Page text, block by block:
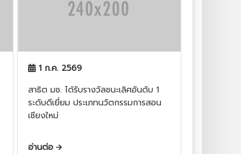
1 ก.ค. 2569
สาธิต มช. ได้รับรางวัลชนะเลิศอันดับ 1
ระดับดีเยี่ยม ประเภทนวัตกรรมการสอน
เชียงใหม่
อ่านต่อ